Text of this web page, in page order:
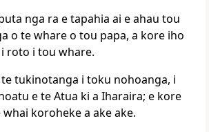
nga ra e tapahia ai e ahau tou
o te whare o tou papa, a kore iho
roto i tou whare.
tukinotanga i toku nohoanga, i
e te Atua ki a Iharaira; e kore
koroheke a ake ake.